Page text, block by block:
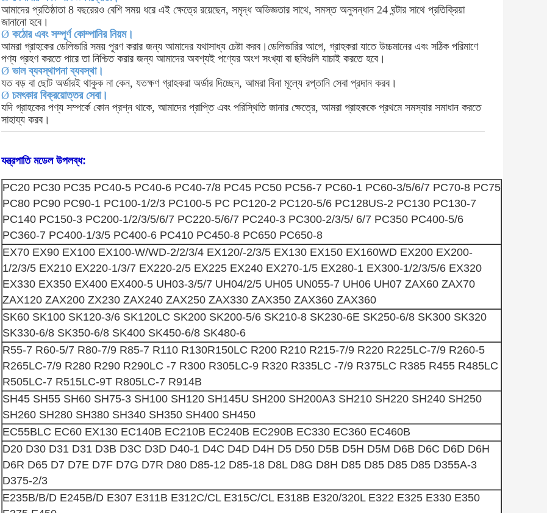
আমাদের প্রতিষ্ঠাতা 8 বছরেরও বেশি সময় ধরে এই ক্ষেত্রে রয়েছেন, সমৃদ্ধ অভিজ্ঞতার সাথে, সমস্ত অনুসন্ধান 24 ঘন্টার সাথে প্রতিক্রিয়া
জানানো হবে।
Ø কঠোর এবং সম্পূর্ণ কোম্পানির নিয়ম।
আমরা গ্রাহকের ডেলিভারি সময় পূরণ করার জন্য আমাদের যথাসাধ্য চেষ্টা করব।ডেলিভারির আগে, গ্রাহকরা যাতে উচ্চমানের এবং সঠিক পরিমাণে
পণ্য গ্রহণ করতে পারে তা নিশ্চিত করার জন্য আমাদের অবশ্যই পণ্যের অংশ সংখ্যা বা ছবিগুলি যাচাই করতে হবে।
Ø ভাল ব্যবস্থাপনা ব্যবস্থা।
যত বড় বা ছোট অর্ডারই থাকুক না কেন, যতক্ষণ গ্রাহকরা অর্ডার দিচ্ছেন, আমরা বিনা মূল্যে রপ্তানি সেবা প্রদান করব ।
Ø চমৎকার বিক্রয়োত্তর সেবা।
যদি গ্রাহকের পণ্য সম্পর্কে কোন প্রশ্ন থাকে, আমাদের প্রাপ্তি এবং পরিস্থিতি জানার ক্ষেত্রে, আমরা গ্রাহককে প্রথমে সমস্যার সমাধান করতে
সাহায্য করব।
যন্ত্রপাতি মডেল উপলব্ধ:
PC20 PC30 PC35 PC40-5 PC40-6 PC40-7/8 PC45 PC50 PC56-7 PC60-1 PC60-3/5/6/7 PC70-8 PC75
PC80 PC90 PC90-1 PC100-1/2/3 PC100-5 PC PC120-2 PC120-5/6 PC128US-2 PC130 PC130-7
PC140 PC150-3 PC200-1/2/3/5/6/7 PC220-5/6/7 PC240-3 PC300-2/3/5/ 6/7 PC350 PC400-5/6
PC360-7 PC400-1/3/5 PC400-6 PC410 PC450-8 PC650 PC650-8
EX70 EX90 EX100 EX100-W/WD-2/2/3/4 EX120/-2/3/5 EX130 EX150 EX160WD EX200 EX200-
1/2/3/5 EX210 EX220-1/3/7 EX220-2/5 EX225 EX240 EX270-1/5 EX280-1 EX300-1/2/3/5/6 EX320
EX330 EX350 EX400 EX400-5 UH03-3/5/7 UH04/2/5 UH05 UN055-7 UH06 UH07 ZAX60 ZAX70
ZAX120 ZAX200 ZX230 ZAX240 ZAX250 ZAX330 ZAX350 ZAX360 ZAX360
SK60 SK100 SK120-3/6 SK120LC SK200 SK200-5/6 SK210-8 SK230-6E SK250-6/8 SK300 SK320
SK330-6/8 SK350-6/8 SK400 SK450-6/8 SK480-6
R55-7 R60-5/7 R80-7/9 R85-7 R110 R130R150LC R200 R210 R215-7/9 R220 R225LC-7/9 R260-5
R265LC-7/9 R280 R290 R290LC -7 R300 R305LC-9 R320 R335LC -7/9 R375LC R385 R455 R485LC
R505LC-7 R515LC-9T R805LC-7 R914B
SH45 SH55 SH60 SH75-3 SH100 SH120 SH145U SH200 SH200A3 SH210 SH220 SH240 SH250
SH260 ​​SH280 SH380 SH340 SH350 SH400 SH450
EC55BLC EC60 EX130 EC140B EC210B EC240B EC290B EC330 EC360 EC460B
D20 D30 D31 D31 D3B D3C D3D D40-1 D4C D4D D4H D5 D50 D5B D5H D5M D6B D6C D6D D6H
D6R D65 D7 D7E D7F D7G D7R D80 D85-12 D85-18 D8L D8G D8H D85 D85 D85 D85 D355A-3
D375-2/3
E235B/B/D E245B/D E307 E311B E312C/CL E315C/CL E318B E320/320L E322 E325 E330 E350